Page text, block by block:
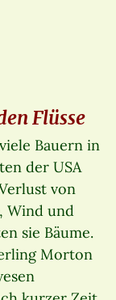
Flüsse
Bauern in
der USA
von
Wind und
sie Bäume.
Morton